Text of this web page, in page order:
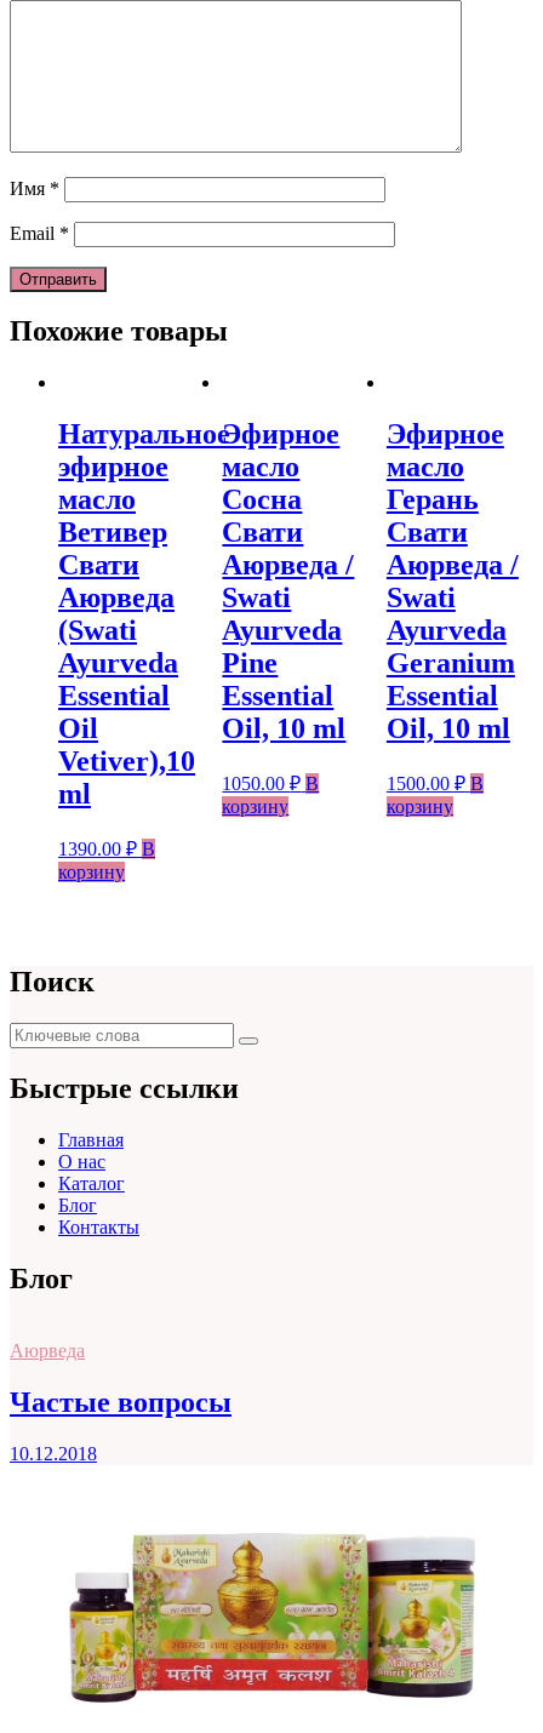
Имя *
Email *
Похожие товары
Натуральное
эфирное
масло
Ветивер
Свати
Аюрведа
(Swati
Ayurveda
Essential
Oil
Vetiver),10
ml
1390.00 ₽ В
корзину
Эфирное
масло
Сосна
Свати
Аюрведа /
Swati
Ayurveda
Pine
Essential
Oil, 10 ml
1050.00₽ В
корзину
Эфирное
масло
Герань
Свати
Аюрведа /
Swati
Ayurveda
Geranium
Essential
Oil, 10 ml
1500.00 ₽ В
корзину
Поиск
Поиск
для:
Поиск
Быстрые ссылки
Главная
О нас
Каталог
Блог
Контакты
Блог
Аюрведа
Частые вопросы
10.12.2018